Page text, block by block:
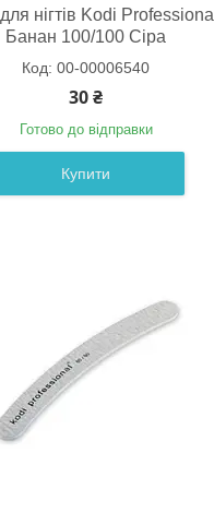
нігтів Kodi Professional
Банан 100/100 Сіра
00-00006540
30 ₴
Готово до відправки
Купити